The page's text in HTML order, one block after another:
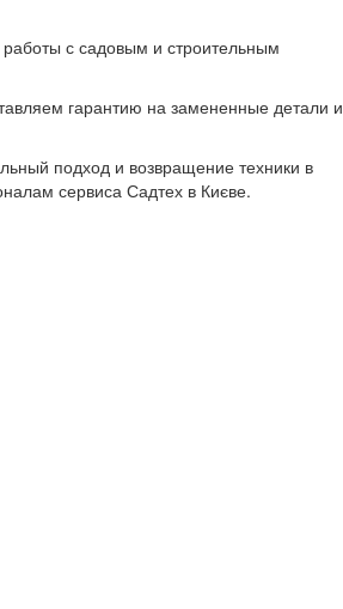
с садовым и строительным
гарантию на замененные детали и
подход и возвращение техники в
сервиса Садтех в Києве.